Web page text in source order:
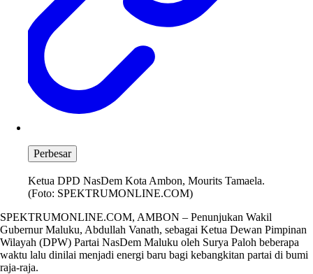
Perbesar
Ketua DPD NasDem Kota Ambon, Mourits Tamaela.
(Foto: SPEKTRUMONLINE.COM)
SPEKTRUMONLINE.COM, AMBON – Penunjukan Wakil
Gubernur Maluku, Abdullah Vanath, sebagai Ketua Dewan Pimpinan
Wilayah (DPW) Partai NasDem Maluku oleh Surya Paloh beberapa
waktu lalu dinilai menjadi energi baru bagi kebangkitan partai di bumi
raja-raja.